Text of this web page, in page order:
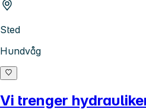
Sted
Hundvåg
Vi trenger